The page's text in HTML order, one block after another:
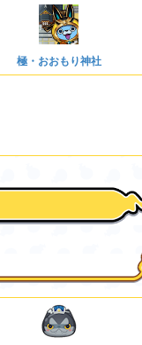
極・おおもり神社